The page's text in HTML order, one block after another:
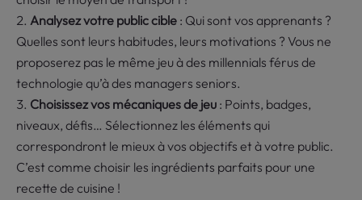
Analysez votre public cible : Qui sont vos apprenants ?
Quelles sont leurs habitudes, leurs motivations ? Vous ne
proposerez pas le même jeu à des millennials férus de
technologie qu’à des managers seniors.
Choisissez vos mécaniques de jeu : Points, badges,
niveaux, défis… Sélectionnez les éléments qui
correspondront le mieux à vos objectifs et à votre public.
C’est comme choisir les ingrédients parfaits pour une
recette de cuisine !